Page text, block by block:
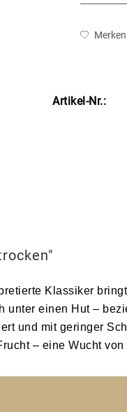
Merken
Artikel-Nr.:
Klassiker
unter einen Hut –
und mit geringer
– eine Wucht von